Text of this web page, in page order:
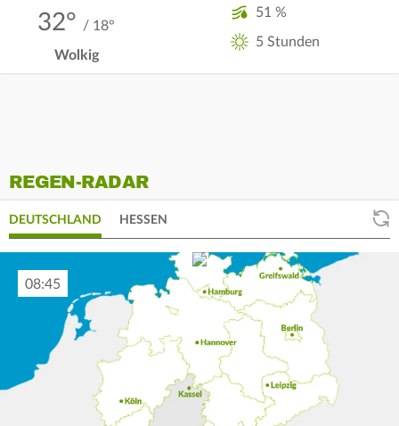
32° / 18°
Wolkig
51 %
5 Stunden
REGEN-RADAR
DEUTSCHLAND HESSEN
08:55